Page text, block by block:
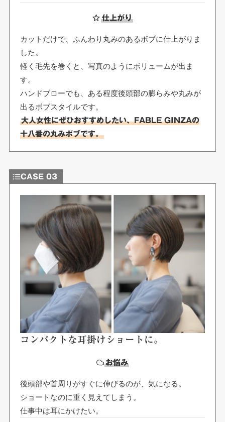
仕上がり
カットだけで、ふんわり丸みのあるボブに仕上がりま
した。
軽く毛先を巻くと、写真のようにボリュームが出ま
す。
ハンドブローでも、ある程度後頭部の膨らみや丸みが
出るボブスタイルです。
大人女性にぜひおすすめしたい、FABLE GINZAの
十八番の丸みボブです。
CASE 03
コンパクトな耳掛けショートに。
お悩み
後頭部や首周りがすぐに伸びるのが、気になる。
ショートなのに重く見えてしまう。
仕事中は耳にかけたい。